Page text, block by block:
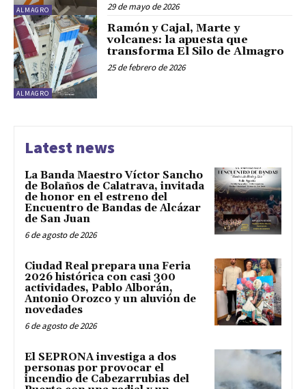
ALMAGRO 29 de mayo de 2026
ALMAGRO
Ramón y Cajal, Marte y
volcanes: la apuesta que
transforma El Silo de Almagro
25 de febrero de 2026
Latest news
La Banda Maestro Víctor Sancho
de Bolaños de Calatrava, invitada
de honor en el estreno del
Encuentro de Bandas de Alcázar
de San Juan
6 de agosto de 2026
Ciudad Real prepara una Feria
2026 histórica con casi 300
actividades, Pablo Alborán,
Antonio Orozco y un aluvión de
novedades
6 de agosto de 2026
El SEPRONA investiga a dos
personas por provocar el
incendio de Cabezarrubias del